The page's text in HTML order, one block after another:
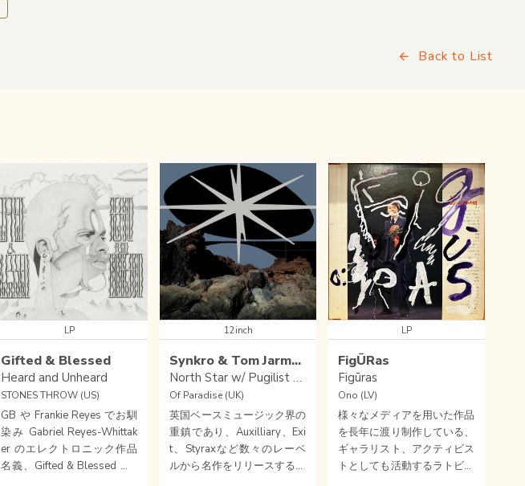
Back to List
LP
Gifted & Blessed
Heard and Unheard
STONES THROW (US)
GB や Frankie Reyes でお馴
染み Gabriel Reyes-Whittak
er のエレクトロニック作品
名義、Gifted & Blessed の2
12inch
Synkro & Tom Jarmey
North Star w/ Pugilist & Silent Era Remixes
Of Paradise (UK)
英国ベースミュージック界の
重鎮であり、Auxilliary、Exi
t、Styraxなど数々のレーベ
ルから名作をリリースするメ
LP
FigŪRas
Figūras
Ono (LV)
様々なメディアを用いた作品
を長年に渡り制作している、
ギャラリスト、アクティビス
トとしても活動するラトビア